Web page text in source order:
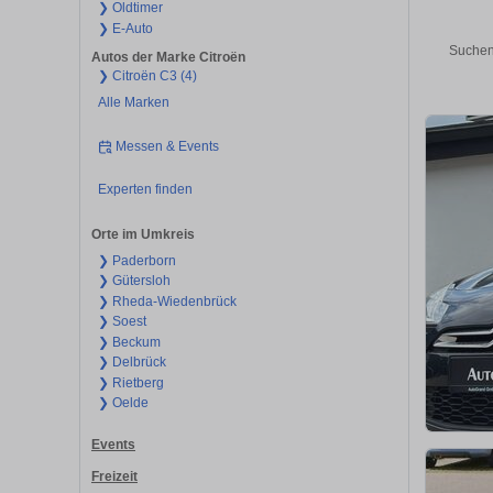
❯ Oldtimer
❯ E-Auto
Autos der Marke Citroën
❯ Citroën C3 (4)
Alle Marken
Messen & Events
Experten finden
Orte im Umkreis
❯ Paderborn
❯ Gütersloh
❯ Rheda-Wiedenbrück
❯ Soest
❯ Beckum
❯ Delbrück
❯ Rietberg
❯ Oelde
Events
Freizeit